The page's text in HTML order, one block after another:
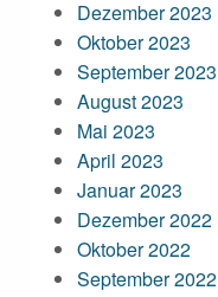
Dezember 2023
Oktober 2023
September 2023
August 2023
Mai 2023
April 2023
Januar 2023
Dezember 2022
Oktober 2022
September 2022